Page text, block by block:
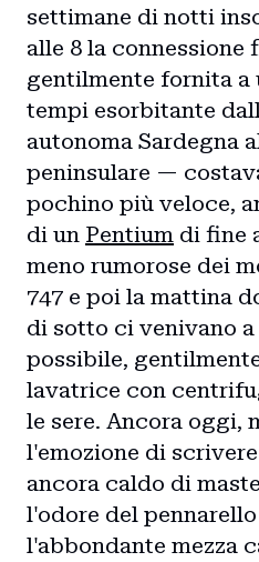
settimane di notti
alle 8 la
gentilmente fornita a
tempi esorbitante
autonoma Sardegna
peninsulare —
pochino più veloce,
di un Pentium di fine
meno rumorose dei
747 e poi la mattina
di sotto ci venivano a
possibile,
lavatrice con
le sere. Ancora oggi,
l'emozione di
ancora caldo di
l'odore del
l'abbondante mezza